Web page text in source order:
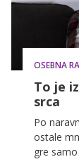
Zakaj si
naprej.
svoje
napačne
OSEBNA
To je
srca
Po
ostale
gre